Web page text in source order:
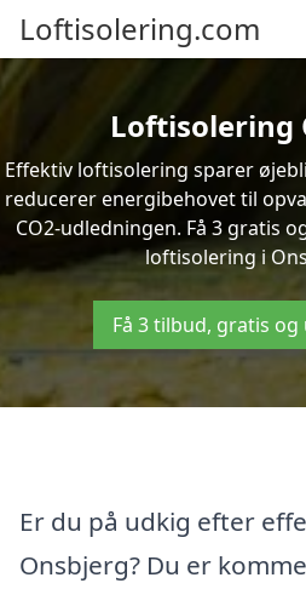
Loftisolering.com
Loftisolering
Effektiv loftisolering sparer
reducerer energibehovet til
CO2-udledningen. Få 3 gratis
loftisolering i
Få 3 tilbud, gratis
Er du på udkig efter
Onsbjerg? Du er